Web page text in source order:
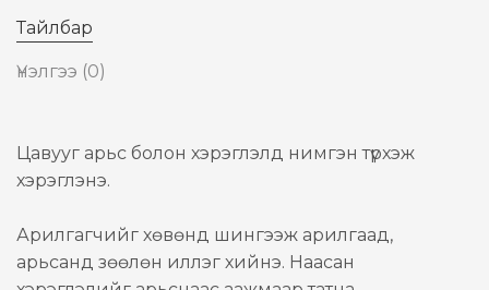
Тайлбар
Үнэлгээ (0)
Цавууг арьс болон хэрэглэлд нимгэн түрхэж
хэрэглэнэ.
Арилгагчийг хөвөнд шингээж арилгаад,
арьсанд зөөлөн иллэг хийнэ. Наасан